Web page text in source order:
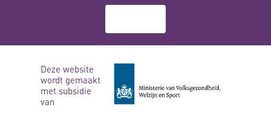
Deze website
wordt gemaakt
met subsidie
van